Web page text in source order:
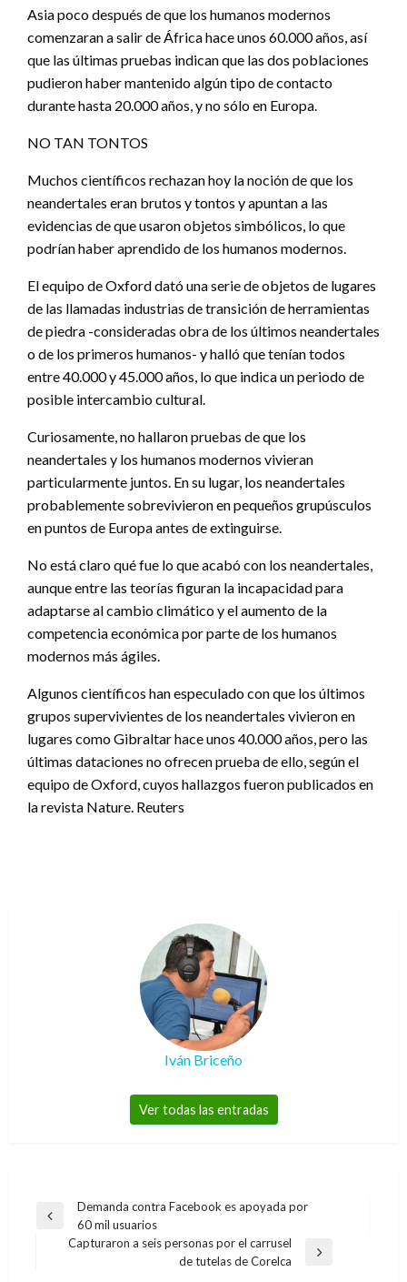
Asia poco después de que los humanos modernos
comenzaran a salir de África hace unos 60.000 años, así
que las últimas pruebas indican que las dos poblaciones
pudieron haber mantenido algún tipo de contacto
durante hasta 20.000 años, y no sólo en Europa.
NO TAN TONTOS
Muchos científicos rechazan hoy la noción de que los
neandertales eran brutos y tontos y apuntan a las
evidencias de que usaron objetos simbólicos, lo que
podrían haber aprendido de los humanos modernos.
El equipo de Oxford dató una serie de objetos de lugares
de las llamadas industrias de transición de herramientas
de piedra -consideradas obra de los últimos neandertales
o de los primeros humanos- y halló que tenían todos
entre 40.000 y 45.000 años, lo que indica un periodo de
posible intercambio cultural.
Curiosamente, no hallaron pruebas de que los
neandertales y los humanos modernos vivieran
particularmente juntos. En su lugar, los neandertales
probablemente sobrevivieron en pequeños grupúsculos
en puntos de Europa antes de extinguirse.
No está claro qué fue lo que acabó con los neandertales,
aunque entre las teorías figuran la incapacidad para
adaptarse al cambio climático y el aumento de la
competencia económica por parte de los humanos
modernos más ágiles.
Algunos científicos han especulado con que los últimos
grupos supervivientes de los neandertales vivieron en
lugares como Gibraltar hace unos 40.000 años, pero las
últimas dataciones no ofrecen prueba de ello, según el
equipo de Oxford, cuyos hallazgos fueron publicados en
la revista Nature. Reuters
Iván Briceño
Ver todas las entradas
Navegación
Entrada
anterior
Demanda contra Facebook es apoyada por
60 mil usuarios
Capturaron a seis personas por el carrusel
de tutelas de Corelca